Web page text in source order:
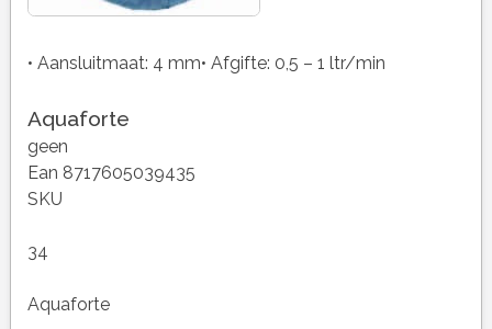
• Aansluitmaat: 4 mm• Afgifte: 0,5 – 1 ltr/min
Aquaforte
geen
Ean 8717605039435
SKU
34
Aquaforte